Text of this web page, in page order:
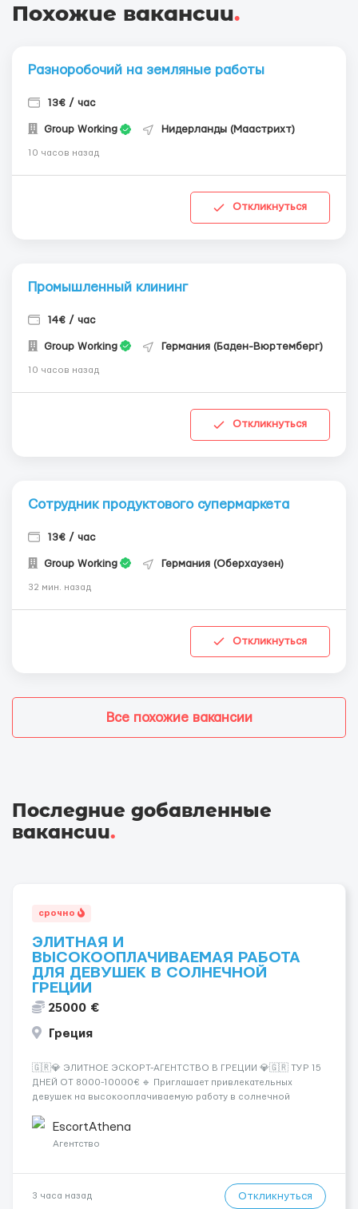
Похожие вакансии.
Разноробочий на земляные работы
13€ / час
Group Working Нидерланды (Маастрихт)
10 часов назад
Откликнуться
Промышленный клининг
14€ / час
Group Working Германия (Баден-Вюртемберг)
10 часов назад
Откликнуться
Сотрудник продуктового супермаркета
13€ / час
Group Working Германия (Оберхаузен)
32 мин. назад
Откликнуться
Все похожие вакансии
Последние добавленные
вакансии.
срочно
ЭЛИТНАЯ И
ВЫСОКООПЛАЧИВАЕМАЯ РАБОТА
ДЛЯ ДЕВУШЕК В СОЛНЕЧНОЙ
ГРЕЦИИ
25000 €
Греция
🇬🇷💎 ЭЛИТНОЕ ЭСКОРТ-АГЕНТСТВО В ГРЕЦИИ 💎🇬🇷 ТУР 15
ДНЕЙ ОТ 8000-10000€ 🔹 Приглашает привлекательных
девушек на высокооплачиваемую работу в солнечной
хорошие деньги 💶 — это предложение для тебя! 🔹
Требования: ✔️ Возраст от ...
EscortAthena
Агентство
3 часа назад Откликнуться